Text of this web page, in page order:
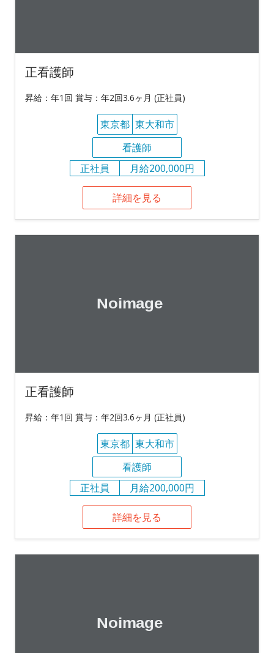
正看護師
昇給：年1回 賞与：年2回3.6ヶ月 (正社員)
東京都 東大和市
看護師
正社員
月給200,000円
詳細を見る
正看護師
昇給：年1回 賞与：年2回3.6ヶ月 (正社員)
東京都 東大和市
看護師
正社員
月給200,000円
詳細を見る